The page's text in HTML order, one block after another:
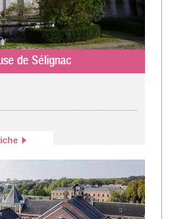
de Sélignac